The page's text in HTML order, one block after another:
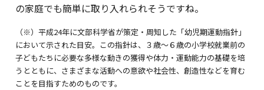
の家庭でも簡単に取り入れられそうですね。
（※）平成24年に文部科学省が策定・周知した「幼児期運動指針」
において示された目安。この指針は、３歳～６歳の小学校就業前の
子どもたちに必要な多様な動きの獲得や体力・運動能力の基礎を培
うとともに、さまざまな活動への意欲や社会性、創造性などを育む
ことを目指すためのものです。